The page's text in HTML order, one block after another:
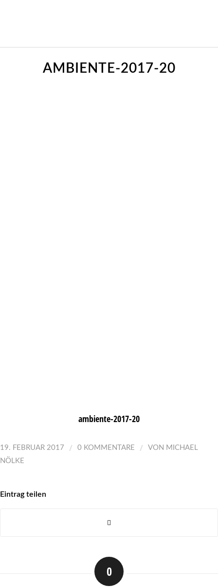
AMBIENTE-2017-20
ambiente-2017-20
19. FEBRUAR 2017 / 0 KOMMENTARE / VON MICHAEL
NÖLKE
Eintrag teilen
0